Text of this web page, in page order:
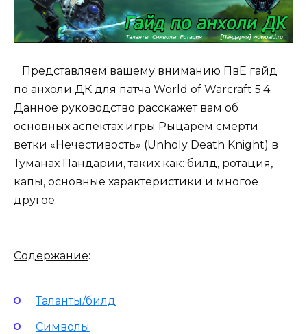
Представляем вашему вниманию ПвЕ гайд
по анхоли ДК для патча World of Warcraft 5.4.
Данное руководство расскажет вам об
основных аспектах игры Рыцарем смерти
ветки «Нечестивость» (Unholy Death Knight) в
Туманах Пандарии, таких как: билд, ротация,
капы, основные характеристики и многое
другое.
Содержание:
Таланты/билд
Символы